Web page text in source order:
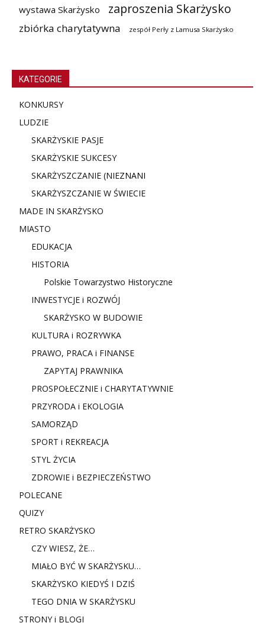
wystawa Skarżysko zaproszenia Skarżysko
zbiórka charytatywna zespół Perły z Lamusa Skarżysko
KATEGORIE
KONKURSY
LUDZIE
SKARŻYSKIE PASJE
SKARŻYSKIE SUKCESY
SKARŻYSZCZANIE (NIEZNANI
SKARŻYSZCZANIE W ŚWIECIE
MADE IN SKARŻYSKO
MIASTO
EDUKACJA
HISTORIA
Polskie Towarzystwo Historyczne
INWESTYCJE i ROZWÓJ
SKARŻYSKO W BUDOWIE
KULTURA i ROZRYWKA
PRAWO, PRACA i FINANSE
ZAPYTAJ PRAWNIKA
PROSPOŁECZNIE i CHARYTATYWNIE
PRZYRODA i EKOLOGIA
SAMORZĄD
SPORT i REKREACJA
STYL ŻYCIA
ZDROWIE i BEZPIECZEŃSTWO
POLECANE
QUIZY
RETRO SKARŻYSKO
CZY WIESZ, ŻE…
MIAŁO BYĆ W SKARŻYSKU…
SKARŻYSKO KIEDYŚ I DZIŚ
TEGO DNIA W SKARŻYSKU
STRONY i BLOGI